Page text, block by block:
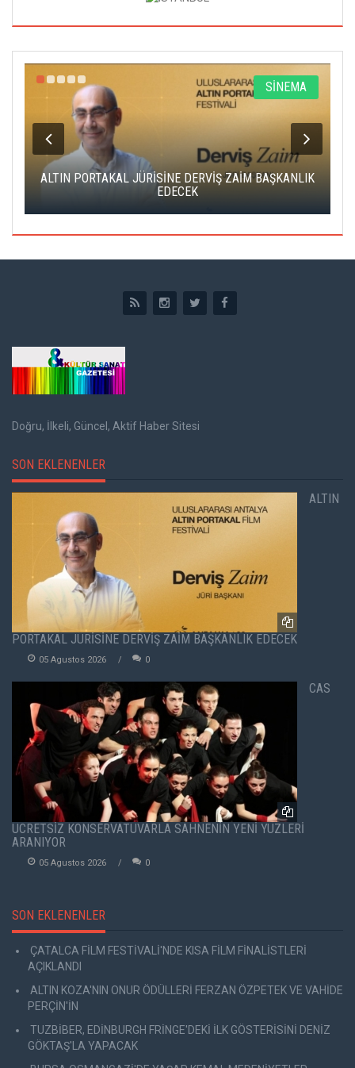
SİNEMA
ALTIN PORTAKAL JÜRİSİNE DERVİŞ ZAİM BAŞKANLIK
EDECEK
Doğru, İlkeli, Güncel, Aktif Haber Sitesi
SON EKLENENLER
ALTIN
PORTAKAL JÜRİSİNE DERVİŞ ZAİM BAŞKANLIK EDECEK
05 Agustos 2026 0
CAS
ÜCRETSİZ KONSERVATUVARLA SAHNENİN YENİ YÜZLERİ
ARANIYOR
05 Agustos 2026 0
SON EKLENENLER
ÇATALCA FİLM FESTİVALİ'NDE KISA FİLM FİNALİSTLERİ
AÇIKLANDI
ALTIN KOZA'NIN ONUR ÖDÜLLERİ FERZAN ÖZPETEK VE VAHİDE
PERÇİN'İN
TUZBİBER, EDİNBURGH FRİNGE'DEKİ İLK GÖSTERİSİNİ DENİZ
GÖKTAŞ'LA YAPACAK